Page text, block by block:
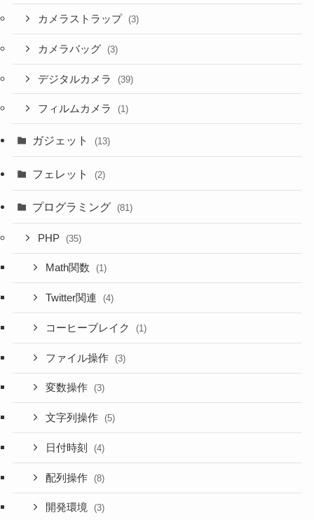
カメラストラップ (3)
カメラバッグ (3)
デジタルカメラ (39)
フィルムカメラ (1)
ガジェット (13)
フェレット (2)
プログラミング (81)
PHP (35)
Math関数 (1)
Twitter関連 (4)
コーヒーブレイク (1)
ファイル操作 (3)
変数操作 (3)
文字列操作 (5)
日付時刻 (4)
配列操作 (8)
開発環境 (3)